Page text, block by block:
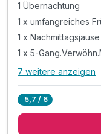
1 Übernachtung
1 x umfangreiches
1 x
1 x 5-
Alle
1 x umfangreiches
7 weitere anzeigen
5,7 / 6